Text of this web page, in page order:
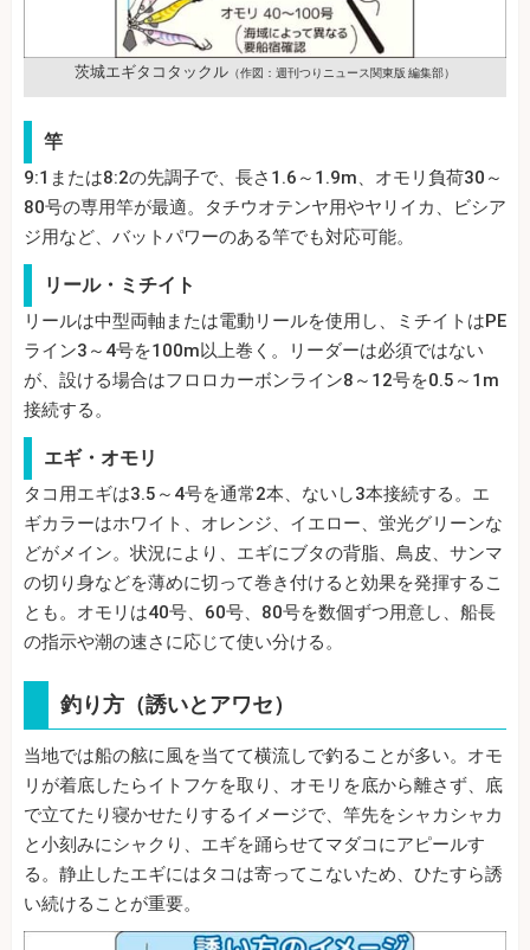
茨城エギタコタックル （作図：週刊つりニュース関東版 編集部）
竿
9:1または8:2の先調子で、長さ1.6～1.9m、オモリ負荷30～
80号の専用竿が最適。タチウオテンヤ用やヤリイカ、ビシア
ジ用など、バットパワーのある竿でも対応可能。
リール・ミチイト
リールは中型両軸または電動リールを使用し、ミチイトはPE
ライン3～4号を100m以上巻く。リーダーは必須ではない
が、設ける場合はフロロカーボンライン8～12号を0.5～1m
接続する。
エギ・オモリ
タコ用エギは3.5～4号を通常2本、ないし3本接続する。エ
ギカラーはホワイト、オレンジ、イエロー、蛍光グリーンな
どがメイン。状況により、エギにブタの背脂、鳥皮、サンマ
の切り身などを薄めに切って巻き付けると効果を発揮するこ
とも。オモリは40号、60号、80号を数個ずつ用意し、船長
の指示や潮の速さに応じて使い分ける。
釣り方（誘いとアワセ）
当地では船の舷に風を当てて横流しで釣ることが多い。オモ
リが着底したらイトフケを取り、オモリを底から離さず、底
で立てたり寝かせたりするイメージで、竿先をシャカシャカ
と小刻みにシャクり、エギを踊らせてマダコにアピールす
る。静止したエギにはタコは寄ってこないため、ひたすら誘
い続けることが重要。